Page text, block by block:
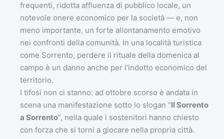
frequenti, ridotta affluenza di pubblico locale, un
notevole onere economico per la società — e, non
meno importante, un forte allontanamento emotivo
nei confronti della comunità. In una località turistica
come Sorrento, perdere il rituale della domenica al
campo è un danno anche per l’indotto economico del
territorio.
I tifosi non ci stanno: ad ottobre scorso è andata in
scena una manifestazione sotto lo slogan “Il Sorrento
a Sorrento”, nella quale i sostenitori hanno chiesto
con forza che si torni a giocare nella propria città.